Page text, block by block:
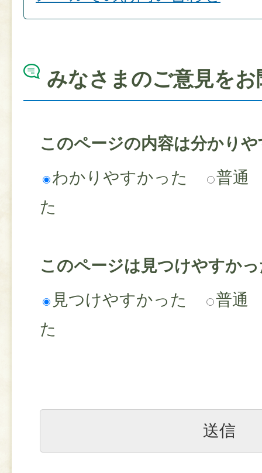
みなさまのご意見を
このページの内容は分かり
わかりやすかった
普通
た
このページは見つけやすか
見つけやすかった
普通
た